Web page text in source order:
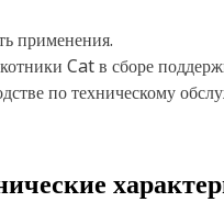
применения.
Cat в сборе
по техническому